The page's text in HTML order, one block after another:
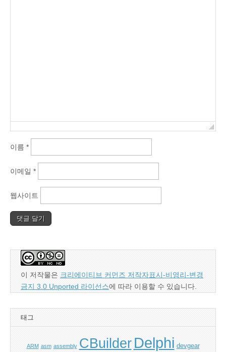
이름 *
이메일 *
웹사이트
이 저작물은 크리에이티브 커먼즈 저작자표시-비영리-변경
금지 3.0 Unported 라이선스에 따라 이용할 수 있습니다.
태그
ARM asm assembly CBuilder Delphi devgear